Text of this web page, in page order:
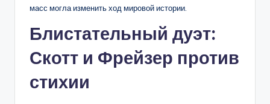
масс могла изменить ход мировой истории.
Блистательный дуэт:
Скотт и Фрейзер против
стихии